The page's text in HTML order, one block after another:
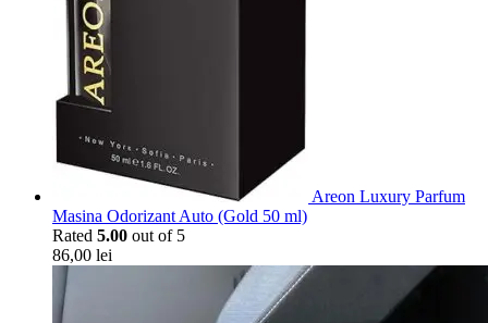
Areon Luxury Parfum
Masina Odorizant Auto (Gold 50 ml)
Rated 5.00 out of 5
86,00 lei